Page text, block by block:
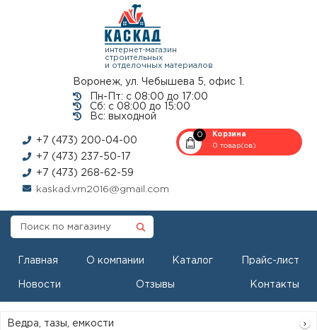
интернет-магазин
строительных
и отделочных материалов
Воронеж, ул. Чебышева 5, офис 1.
Пн-Пт: с 08:00 до 17:00
Сб: с 08:00 до 15:00
Вс: выходной
+7 (473) 200-04-00
+7 (473) 237-50-17
+7 (473) 268-62-59
kaskad.vrn2016@gmail.com
0
Корзина
0 товар(ов)
Главная О компании Каталог Прайс-лист
Новости Отзывы Контакты
Ведра, тазы, емкости